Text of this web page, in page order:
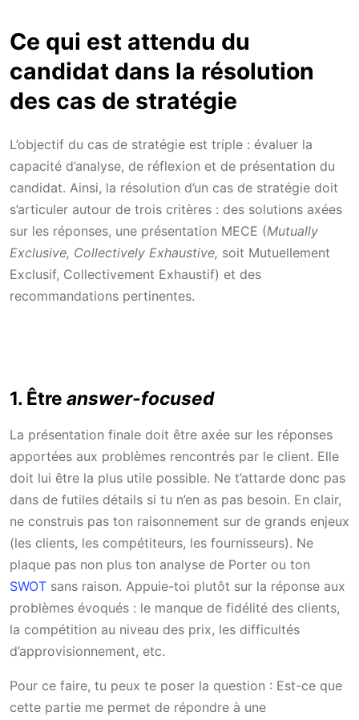
Ce qui est attendu du
candidat dans la résolution
des cas de stratégie
L’objectif du cas de stratégie est triple : évaluer la
capacité d’analyse, de réflexion et de présentation du
candidat. Ainsi, la résolution d’un cas de stratégie doit
s’articuler autour de trois critères : des solutions axées
sur les réponses, une présentation MECE (Mutually
Exclusive, Collectively Exhaustive, soit Mutuellement
Exclusif, Collectivement Exhaustif) et des
recommandations pertinentes.
1. Être answer-focused
La présentation finale doit être axée sur les réponses
apportées aux problèmes rencontrés par le client. Elle
doit lui être la plus utile possible. Ne t’attarde donc pas
dans de futiles détails si tu n’en as pas besoin. En clair,
ne construis pas ton raisonnement sur de grands enjeux
(les clients, les compétiteurs, les fournisseurs). Ne
plaque pas non plus ton analyse de Porter ou ton
SWOT sans raison. Appuie-toi plutôt sur la réponse aux
problèmes évoqués : le manque de fidélité des clients,
la compétition au niveau des prix, les difficultés
d’approvisionnement, etc.
Pour ce faire, tu peux te poser la question : Est-ce que
cette partie me permet de répondre à une